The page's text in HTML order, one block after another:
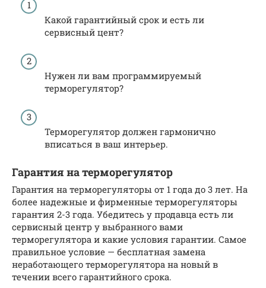
Какой гарантийный срок и есть ли
сервисный цент?
Нужен ли вам программируемый
терморегулятор?
Терморегулятор должен гармонично
вписаться в ваш интерьер.
Гарантия на терморегулятор
Гарантия на терморегуляторы от 1 года до 3 лет. На
более надежные и фирменные терморегуляторы
гарантия 2-3 года. Убедитесь у продавца есть ли
сервисный центр у выбранного вами
терморегулятора и какие условия гарантии. Самое
правильное условие — бесплатная замена
неработающего терморегулятора на новый в
течении всего гарантийного срока.